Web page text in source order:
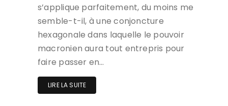
s’applique parfaitement, du moins me
semble-t-il, à une conjoncture
hexagonale dans laquelle le pouvoir
macronien aura tout entrepris pour
faire passer en…
LIRE LA SUITE